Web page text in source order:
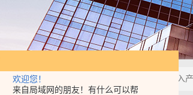
欢迎您！
来自局域网的朋友！有什么可以帮